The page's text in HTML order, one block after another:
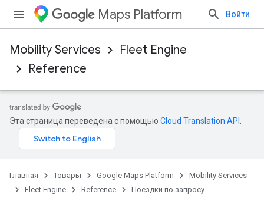
Maps Platform Войти
Mobility Services
Fleet Engine
Reference
Эта страница переведена с помощью Cloud Translation API
Главная Товары Google Maps Platform
Mobility Services
Fleet Engine
Reference Поездки по запросу